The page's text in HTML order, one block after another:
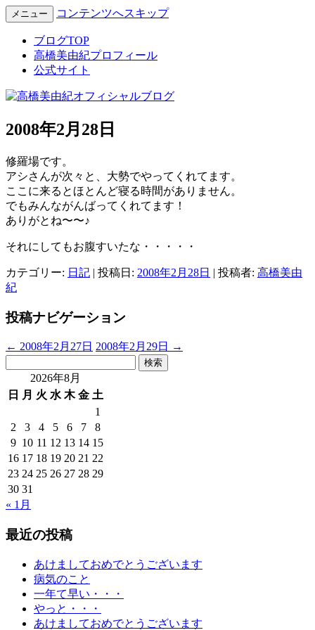
高橋美由紀オフィシャルブロ
グ
Miyuki Takahashi Official Blog
メニュー コンテンツへスキップ
ブログTOP
高橋美由紀プロフィール
公式サイト
2008年2月28日
修羅場です。
アシさんが次々と、大勢でやってくれてます。
ここに来るとほとんど寝る時間がありません。
でもみんながんばってくれてます！
ありがとね〜〜♪
それにしてもお腹すいたな・・・・・
カテゴリー: 日記 | 投稿日: 2008年2月28日 | 投稿者: 高橋美由
紀
投稿ナビゲーション
← 2008年2月27日 2008年2月29日
→
2026年8月
日
月 火 水 木 金 土
1
2
3 4 5 6 7
8
9 10 11 12 13 14 15
16 17 18 19 20 21 22
23 24 25 26 27 28 29
30 31
« 1月
最近の投稿
あけましておめでとうございます
病気のこと
一年て早い・・・
やっと・・・
あけましておめでとうございます